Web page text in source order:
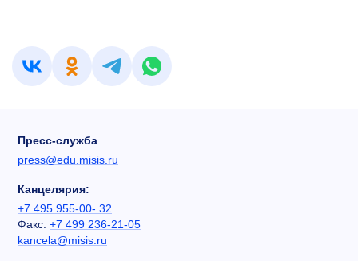
Пресс-служба
press@edu.misis.ru
Канцелярия:
+7 495 955-00- 32
Факс: +7 499 236-21-05
kancela@misis.ru